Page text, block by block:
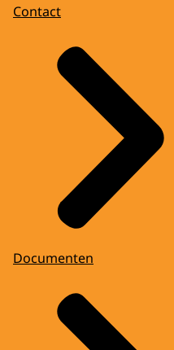
Contact
Documenten